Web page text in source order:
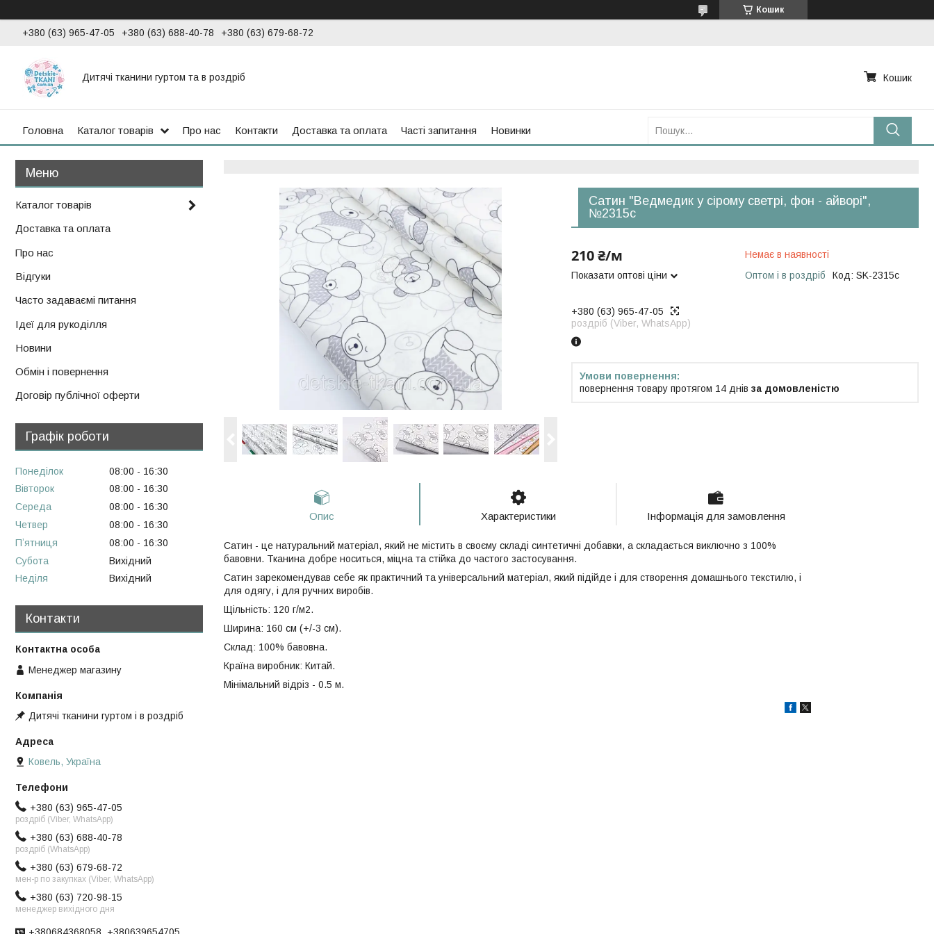
Кошик
+380 (63) 965-47-05 +380 (63) 688-40-78 +380 (63) 679-68-72
Дитячі тканини гуртом та в роздріб Кошик
Головна Каталог товарів Про нас Контакти Доставка та оплата Часті запитання Новинки
Сатин "Ведмедик у сірому светрі, фон - айворі",
№2315с
210 ₴/м
Показати оптові ціни
Немає в наявності
Оптом і в роздріб
Код: SK-2315с
+380 (63) 965-47-05
роздріб (Viber, WhatsApp)
повернення товару протягом 14 днів за домовленістю
Опис Характеристики Інформація для замовлення
Сатин - це натуральний матеріал, який не містить в своєму складі синтетичні добавки, а складається виключно з 100%
бавовни. Тканина добре носиться, міцна та стійка до частого застосування.
Сатин зарекомендував себе як практичний та універсальний матеріал, який підійде і для створення домашнього текстилю, і
для одягу, і для ручних виробів.
Щільність: 120 г/м2.
Ширина: 160 см (+/-3 см).
Склад: 100% бавовна.
Країна виробник: Китай.
Мінімальний відріз - 0.5 м.
Каталог товарів
Доставка та оплата
Про нас
Відгуки
Часто задаваємі питання
Ідеї для рукоділля
Новини
Обмін і повернення
Договір публічної оферти
Графік роботи
Понеділок 08:00
16:30
Вівторок
08:00
16:30
Середа
08:00
16:30
Четвер
08:00
16:30
Пʼятниця
08:00
16:30
Субота
Вихідний
Неділя
Вихідний
Контакти
Менеджер магазину
Дитячі тканини гуртом і в роздріб
Ковель, Україна
+380 (63) 965-47-05
роздріб (Viber, WhatsApp)
+380 (63) 688-40-78
роздріб (WhatsApp)
+380 (63) 679-68-72
мен-р по закупках (Viber, WhatsApp)
+380 (63) 720-98-15
менеджер вихідного дня